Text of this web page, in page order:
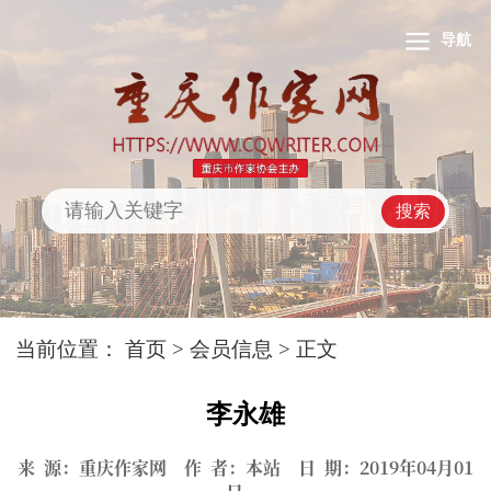
导航
搜索
当前位置：首页 >会员信息 > 正文
李永雄
来 源：重庆作家网 作 者：本站 日 期：2019年04月01